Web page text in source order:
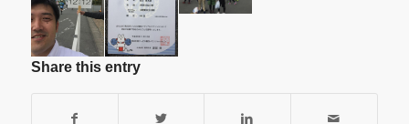
Share this entry